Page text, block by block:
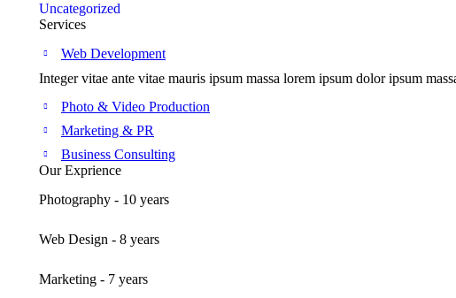
Uncategorized
Services
Web Development
Integer vitae ante vitae mauris ipsum massa lorem ipsum dolor ipsum
Photo & Video Production
Marketing & PR
Business Consulting
Our Exprience
Photography - 10 years
Web Design - 8 years
Marketing - 7 years